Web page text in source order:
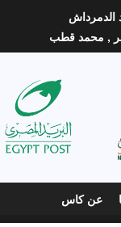
الدمرداش
, محمد قطب
عن كاس